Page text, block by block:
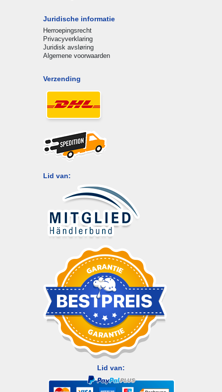
Juridische informatie
Herroepingsrecht
Privacyverklaring
Juridisk avsløring
Algemene voorwaarden
Verzending
Lid van:
Lid van: